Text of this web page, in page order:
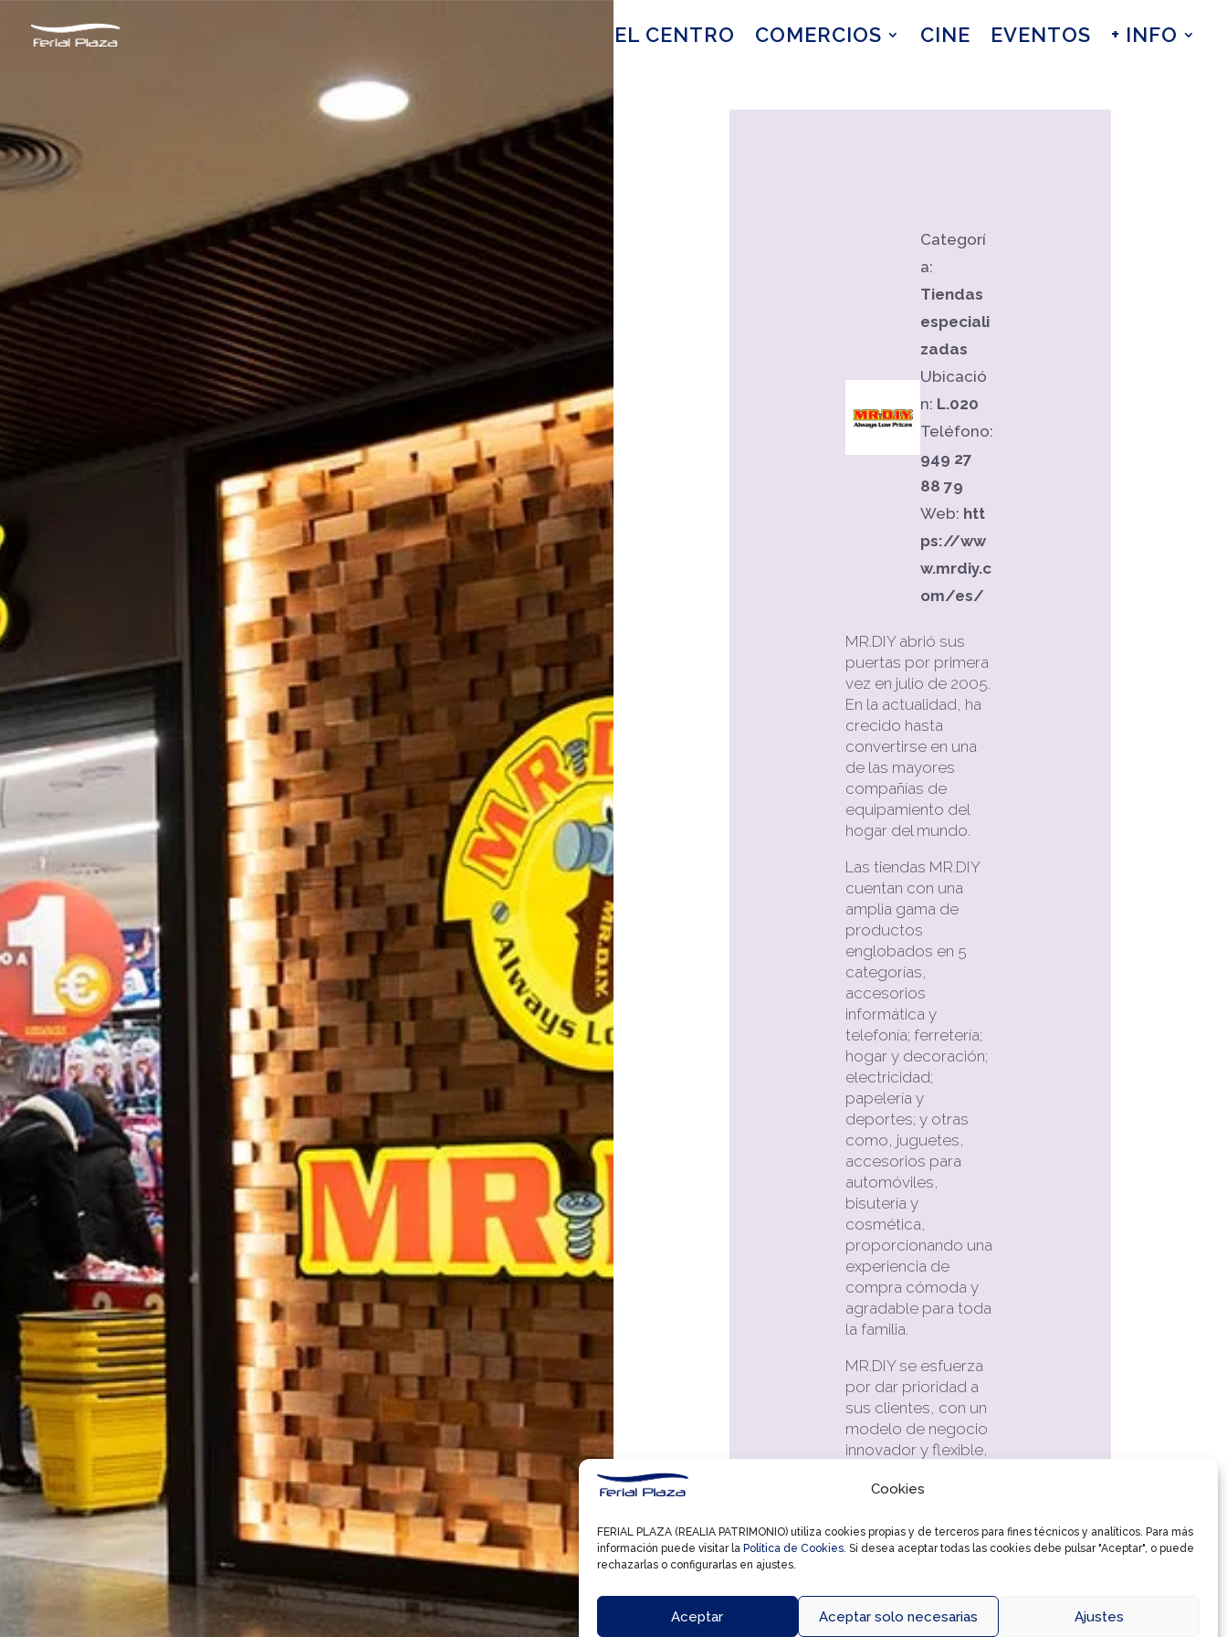
Cookies
FERIAL PLAZA (REALIA PATRIMONIO) utiliza cookies propias y de terceros para fines técnicos y analíticos. Para más
información puede visitar la Política de Cookies. Si desea aceptar todas las cookies debe pulsar "Aceptar", o puede
rechazarlas o configurarlas en ajustes.
Aceptar Aceptar solo necesarias Ajustes
EL CENTRO COMERCIOS CINE EVENTOS + INFO
Categorí
a:
Tiendas
especiali
zadas
Ubicació
n: L.020
Teléfono:
949 27
88 79
Web: htt
ps://ww
w.mrdiy.c
om/es/
MR.DIY abrió sus
puertas por primera
vez en julio de 2005.
En la actualidad, ha
crecido hasta
convertirse en una
de las mayores
compañías de
equipamiento del
hogar del mundo.
Las tiendas MR.DIY
cuentan con una
amplia gama de
productos
englobados en 5
categorías,
accesorios
informática y
telefonía; ferretería;
hogar y decoración;
electricidad;
papelería y
deportes; y otras
como, juguetes,
accesorios para
automóviles,
bisutería y
cosmética,
proporcionando una
experiencia de
compra cómoda y
agradable para toda
la familia.
MR.DIY se esfuerza
por dar prioridad a
sus clientes, con un
modelo de negocio
innovador y flexible,
variedad de
buena relación
calidad-precio,
siempre fiel a su
eslogan: “MAS